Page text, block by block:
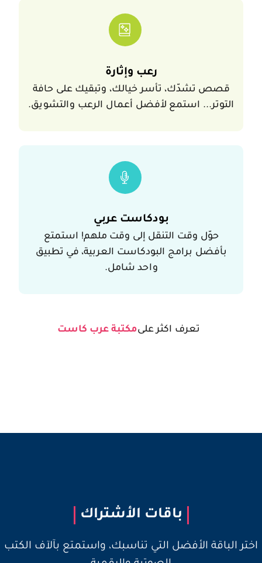
رعب وإثارة
قصص تشدّك، تأسر خيالك، وتبقيك على حافة
التوتر... استمع لأفضل أعمال الرعب والتشويق.
بودكاست عربي
حوّل وقت التنقل إلى وقت ملهم! استمتع
بأفضل برامج البودكاست العربية، في تطبيق
واحد شامل.
تعرف اكثر علىمكتبة عرب كاست
باقات الأشتراك
اختر الباقة الأفضل التي تناسبك، واستمتع بآلآف الكتب